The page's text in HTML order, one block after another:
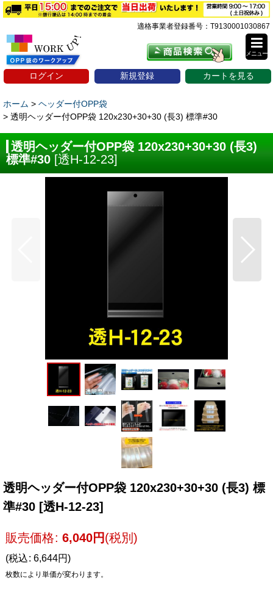
適格事業者登録番号：T9130001030867
ログイン 新規登録 カートを見る
メニュー
ホーム > ヘッダー付OPP袋
> 透明ヘッダー付OPP袋 120x230+30+30 (長3) 標準#30
透明ヘッダー付OPP袋 120x230+30+30 (長3)
標準#30 [透H-12-23]
透明ヘッダー付OPP袋 120x230+30+30 (長3) 標
準#30 [透H-12-23]
販売価格: 6,040円(税別)
(税込: 6,644円)
枚数により単価が変わります。